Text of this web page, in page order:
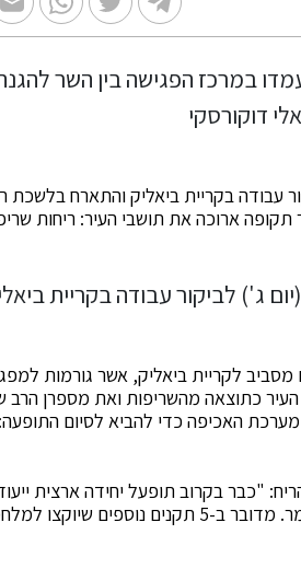
עבודה בקריית ביאליק והתארח בלשכת
ארוכה את תושבי העיר: ריחות
לקריית ביאליק, אשר גורמות
העיר כתוצאה מהשריפות ואת מספרן הרב
האכיפה כדי להביא לסיום התופעה:
"כבר בקרוב תופעל יחידה ארצית
לטיפול בנושא זה ויוקצו פקחים ייעודיים למחוז חיפה וצפון", אמר. מדובר ב-5 תקנים נוספים